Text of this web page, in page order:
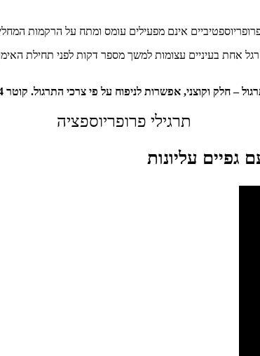
אינם מפעילים עומס ומתח על הרקמות
אחת בעיניים עצומות למשך מספר דקות לפני תחילת
לניפוח על פי צרכי התרגול. קוטר 34 ס"מ, עמידות גבוהה לאורך זמן.
תרגילי פרופריוספציה
גפיים עליונות